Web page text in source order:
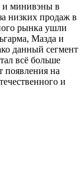
и минивэны в
низких продаж в
рынка ушли
Мазда и
данный сегмент
всё больше
появления на
и